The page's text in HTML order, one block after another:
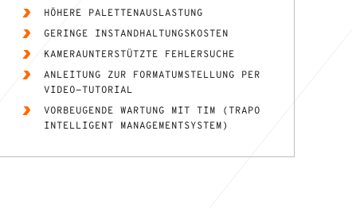
HÖHERE PALETTENAUSLASTUNG
GERINGE INSTANDHALTUNGSKOSTEN
KAMERAUNTERSTÜTZTE FEHLERSUCHE
ANLEITUNG ZUR FORMATUMSTELLUNG PER
VIDEO-TUTORIAL
VORBEUGENDE WARTUNG MIT TIM (TRAPO
INTELLIGENT MANAGEMENTSYSTEM)